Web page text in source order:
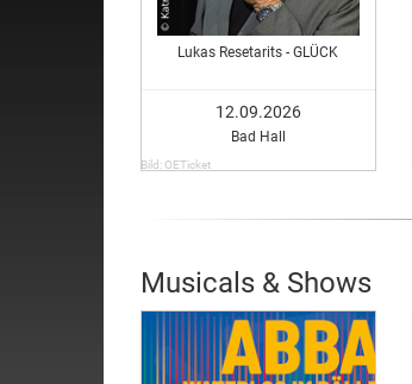
Lukas Resetarits - GLÜCK
12.09.2026
Bad Hall
Bild: OETicket
Musicals & Shows